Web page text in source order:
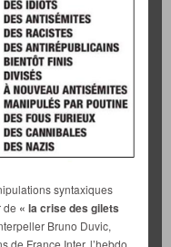
syntaxiques
de « la crise des gilets
Bruno Duvic,
de France Inter, l’hebdo